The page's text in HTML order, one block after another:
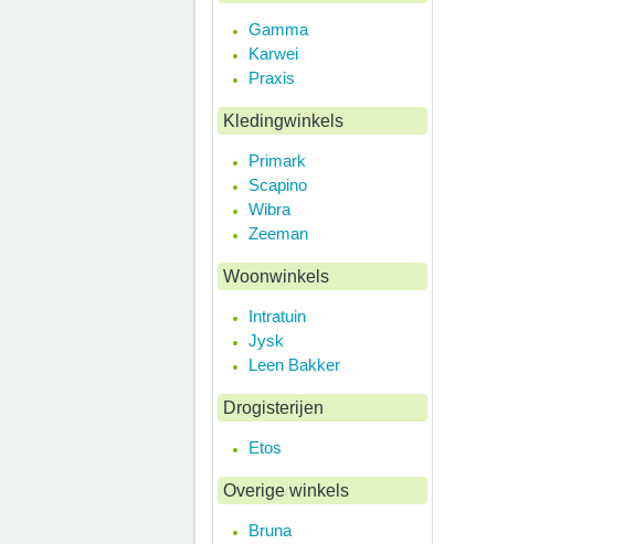
Gamma
Karwei
Praxis
Kledingwinkels
Primark
Scapino
Wibra
Zeeman
Woonwinkels
Intratuin
Jysk
Leen Bakker
Drogisterijen
Etos
Overige winkels
Bruna